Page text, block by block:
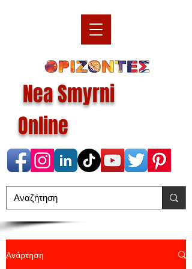
Nea Smyrni
Online
Ανάρτηση